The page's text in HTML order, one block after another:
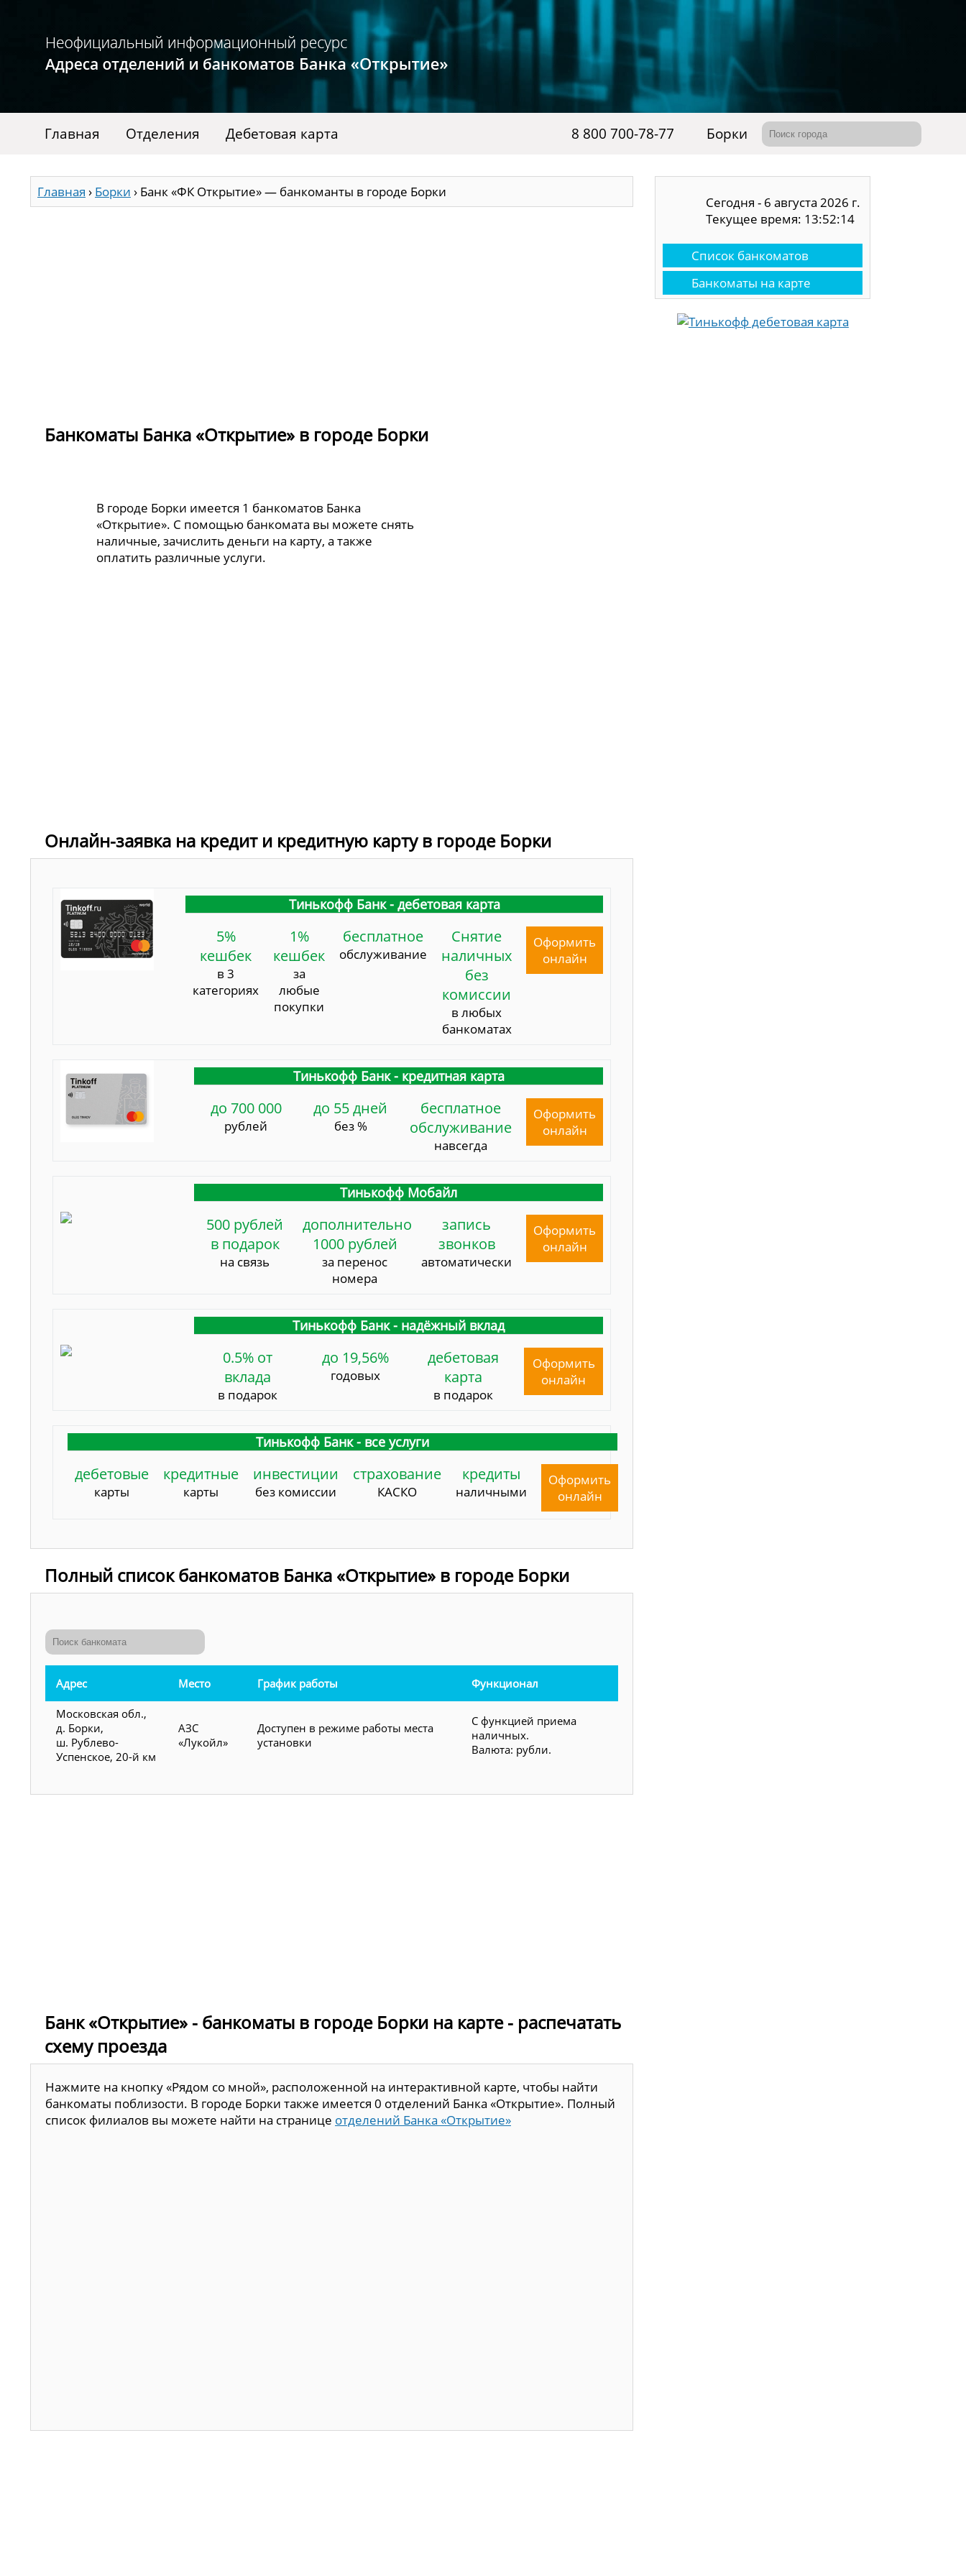
Главная Отделения Дебетовая карта 8 800 700-78-77 Борки
Главная › Борки › Банк «ФК Открытие» — банкоманты в городе Борки
Банкоматы Банка «Открытие» в городе Борки
В городе Борки имеется 1 банкоматов Банка
«Открытие». С помощью банкомата вы можете снять
наличные, зачислить деньги на карту, а также
оплатить различные услуги.
Онлайн-заявка на кредит и кредитную карту в городе Борки
Тинькофф Банк - дебетовая карта
5%
кешбек
в 3
категориях
1%
кешбек
за
любые
покупки
бесплатное
обслуживание
Снятие
наличных
без
комиссии
в любых
банкоматах
Оформить
онлайн
Тинькофф Банк - кредитная карта
до 700 000
рублей
до 55 дней
без %
бесплатное
обслуживание
навсегда
Оформить
онлайн
Тинькофф Мобайл
500 рублей
в подарок
на связь
дополнительно
1000 рублей
за перенос
номера
запись
звонков
автоматически
Оформить
онлайн
Тинькофф Банк - надёжный вклад
0.5% от
вклада
в подарок
до 19,56%
годовых
дебетовая
карта
в подарок
Оформить
онлайн
Тинькофф Банк - все услуги
дебетовые
карты
кредитные
карты
инвестиции
без комиссии
страхование
КАСКО
кредиты
наличными
Оформить
онлайн
Полный список банкоматов Банка «Открытие» в городе Борки
Адрес Место График работы Функционал
Московская обл.,
д. Борки,
ш. Рублево-
Успенское, 20-й км
АЗС
«Лукойл»
Доступен в режиме работы места
установки
С функцией приема
наличных.
Валюта: рубли.
Банк «Открытие» - банкоматы в городе Борки на карте - распечатать
схему проезда
Нажмите на кнопку «Рядом со мной», расположенной на интерактивной карте, чтобы найти
банкоматы поблизости. В городе Борки также имеется 0 отделений Банка «Открытие». Полный
список филиалов вы можете найти на странице отделений Банка «Открытие»
Сегодня - 6 августа 2026 г.
Текущее время: 13:52:14
Список банкоматов
Банкоматы на карте